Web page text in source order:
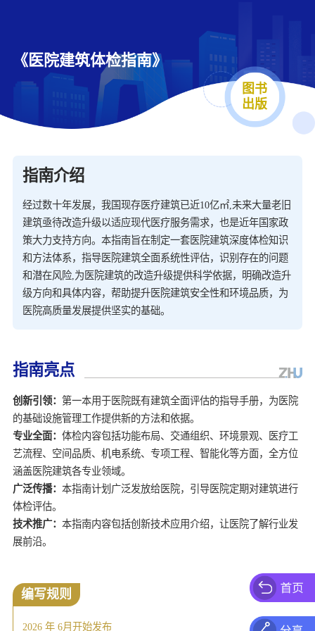
《医院建筑体检指南》
图书
出版
指南介绍
经过数十年发展，我国现存医疗建筑已近10亿㎡,未来大量老旧
建筑亟待改造升级以适应现代医疗服务需求，也是近年国家政
策大力支持方向。本指南旨在制定一套医院建筑深度体检知识
和方法体系，指导医院建筑全面系统性评估，识别存在的问题
和潜在风险,为医院建筑的改造升级提供科学依据，明确改造升
级方向和具体内容，帮助提升医院建筑安全性和环境品质，为
医院高质量发展提供坚实的基础。
指南亮点
创新引领： 第一本用于医院既有建筑全面评估的指导手册，为医院
专业全面： 体检内容包括功能布局、交通组织、环境景观、医疗工
艺流程、空间品质、机电系统、专项工程、智能化等方面，全方位
广泛传播： 本指南计划广泛发放给医院，引导医院定期对建筑进行
技术推广： 本指南内容包括创新技术应用介绍，让医院了解行业发
展前沿。
编写规则
2026 年 6月开始发布